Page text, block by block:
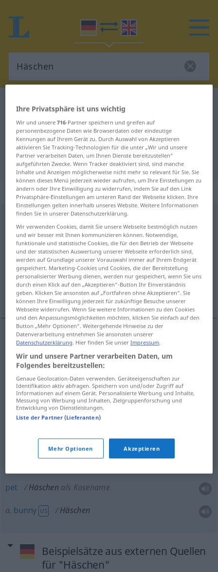
Deutsch-Englisch Übersetzung für
"Häschen"
"Häschen" Englisch Übersetzung
„Häschen“: Neutrum
Häschen [ˈhɛːsçən]n <Häschens ;Häschen
Übersicht aller Übersetzungen
(Für mehr Details die Übersetzung anklicken/antippen)
hare young hare, leveret
bunny rabbit pet, bunny
hare Häschen ZOOL Lepus europaeus
younghare Häschenjunger Hase
leveret Häschen junger Hase
(rabbit) Häschen KINDERSPR
pet Häschen als Kosename
a. bunny US Häschen
Beispielsätze aus externen Quellen
für "Häschen"
Ihre Privatsphäre ist uns wichtig
Wir und unsere716-Partner speichern und greifen auf
personenbezogene Daten wie Browserdaten oder eindeutige
Kennungen auf Ihrem Gerät zu. Durch Auswahl von Akzeptieren
aktivieren Sie Tracking-Technologien für die unter „Wir und unsere
Partner verarbeiten Daten, um Ihnen Dienste bereitzustellen“
aufgeführten Zwecke. Wenn Tracker deaktiviert sind, sind manche
Inhalte und Anzeigen möglicherweise nicht mehr so relevant für Sie. Sie
können dieses Menü jederzeit wieder aufrufen, um Ihre Einstellungen zu
ändern oder Ihre Einwilligung zu widerrufen, indem Sie auf den Link
Privatsphäre-Einstellungen am unteren Rand der Webseite klicken. Ihre
Einstellungen gelten innerhalb unseres Website. Weitere Informationen
finden Sie in unserer Datenschutzerklärung.
Wir verwenden Cookies, damit Sie unsere Webseite bestmöglich nutzen
und wir besser mit Ihnen kommunizieren können. Notwendige,
funktionale und statistische Cookies, die für den Betrieb der Webseite
und der statistischen Auswertung unserer Webseite erforderlich sind,
werden auf Grundlage unserer Vorauswahl immer auf Ihrem Endgerät
gespeichert. Marketing-Cookies und Cookies, die der Bereitstellung
personalisierter Werbung dienen, werden nur gespeichert, wenn Sie uns
durch einen Klick auf den „Akzeptieren“-Button Ihr Einverständnis
geben. Klicken Sie ansonsten auf „Fortfahren ohne Akzeptieren“. Sie
können Ihre Einwilligung jederzeit für zukünftige Besuche unserer
Webseite widerrufen. Wenn Sie weitere Informationen zu den Cookies
und den Anpassungsmöglichkeiten möchten, klicken Sie einfach auf den
Button „Mehr Optionen“. Weitergehende Hinweise zu der
Datenverarbeitung entnehmen Sie ansonsten unserer
Datenschutzerklärung. Hier finden Sie unserImpressum.
Wir und unsere Partner verarbeiten Daten, um
Folgendes bereitzustellen:
Genaue Geolocation-Daten verwenden. Geräteeigenschaften zur
Identifikation aktiv abfragen. Speichern von und/oder Zugriff auf
Informationen auf einem Gerät. Personalisierte Werbung und Inhalte,
Messung von Werbung und Inhalten, Zielgruppenforschung und
Entwicklung von Dienstleistungen.
Liste der Partner (Lieferanten)
Mehr Optionen Akzeptieren